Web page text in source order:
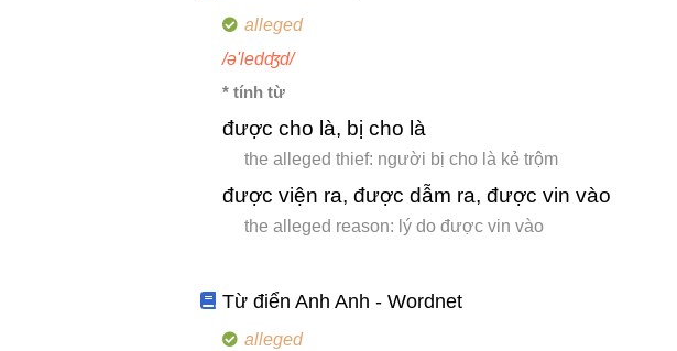
alleged
/ə'ledʤd/
* tính từ
được cho là, bị cho là
the alleged thief: người bị cho là kẻ trộm
được viện ra, được dẫm ra, được vin vào
the alleged reason: lý do được vin vào
Từ điển Anh Anh - Wordnet
alleged